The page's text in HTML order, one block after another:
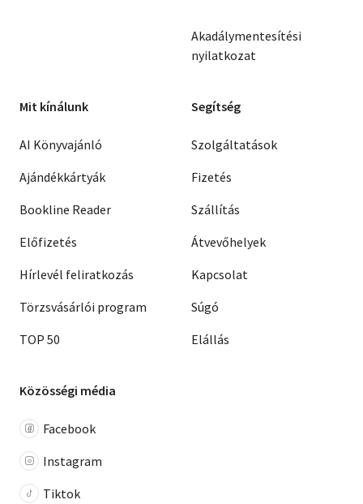
Akadálymentesítési
nyilatkozat
Mit kínálunk
AI Könyvajánló
Ajándékkártyák
Bookline Reader
Előfizetés
Hírlevél feliratkozás
Törzsvásárlói program
TOP 50
Segítség
Szolgáltatások
Fizetés
Szállítás
Átvevőhelyek
Kapcsolat
Súgó
Elállás
Közösségi média
Facebook
Instagram
Tiktok